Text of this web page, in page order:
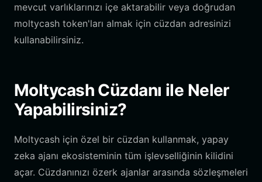
mevcut varlıklarınızı içe aktarabilir veya doğrudan
moltycash token'ları almak için cüzdan adresinizi
kullanabilirsiniz.
Moltycash Cüzdanı ile Neler
Yapabilirsiniz?
Moltycash için özel bir cüzdan kullanmak, yapay
zeka ajanı ekosisteminin tüm işlevselliğinin kilidini
açar. Cüzdanınızı özerk ajanlar arasında sözleşmeleri